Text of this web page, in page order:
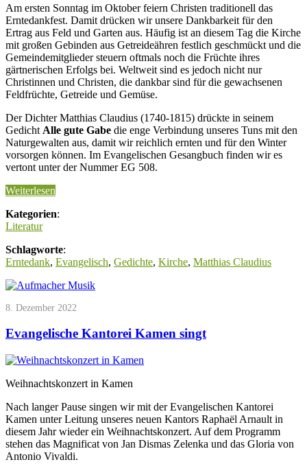
Am ersten Sonntag im Oktober feiern Christen traditionell das
Erntedankfest. Damit drücken wir unsere Dankbarkeit für den
Ertrag aus Feld und Garten aus. Häufig ist an diesem Tag die Kirche
mit großen Gebinden aus Getreideähren festlich geschmückt und die
Gemeindemitglieder steuern oftmals noch die Früchte ihres
gärtnerischen Erfolgs bei. Weltweit sind es jedoch nicht nur
Christinnen und Christen, die dankbar sind für die gewachsenen
Feldfrüchte, Getreide und Gemüse.
Der Dichter Matthias Claudius (1740-1815) drückte in seinem
Gedicht Alle gute Gabe die enge Verbindung unseres Tuns mit den
Naturgewalten aus, damit wir reichlich ernten und für den Winter
vorsorgen können. Im Evangelischen Gesangbuch finden wir es
vertont unter der Nummer EG 508.
Weiterlesen
Kategorien:
Literatur
Schlagworte:
Erntedank, Evangelisch, Gedichte, Kirche, Matthias Claudius
8. Dezember 2022
Evangelische Kantorei Kamen singt
Weihnachtskonzert in Kamen
Nach langer Pause singen wir mit der Evangelischen Kantorei
Kamen unter Leitung unseres neuen Kantors Raphaël Arnault in
diesem Jahr wieder ein Weihnachtskonzert. Auf dem Programm
stehen das Magnificat von Jan Dismas Zelenka und das Gloria von
Antonio Vivaldi.